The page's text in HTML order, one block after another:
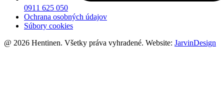
0911 625 050
Ochrana osobných údajov
Súbory cookies
@ 2026 Hentinen. Všetky práva vyhradené. Website: JarvinDesign